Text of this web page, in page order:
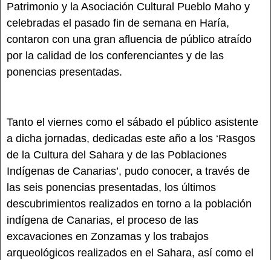
Patrimonio y la Asociación Cultural Pueblo Maho y
celebradas el pasado fin de semana en Haría,
contaron con una gran afluencia de público atraído
por la calidad de los conferenciantes y de las
ponencias presentadas.
Tanto el viernes como el sábado el público asistente
a dicha jornadas, dedicadas este año a los ‘Rasgos
de la Cultura del Sahara y de las Poblaciones
Indígenas de Canarias’, pudo conocer, a través de
las seis ponencias presentadas, los últimos
descubrimientos realizados en torno a la población
indígena de Canarias, el proceso de las
excavaciones en Zonzamas y los trabajos
arqueológicos realizados en el Sahara, así como el